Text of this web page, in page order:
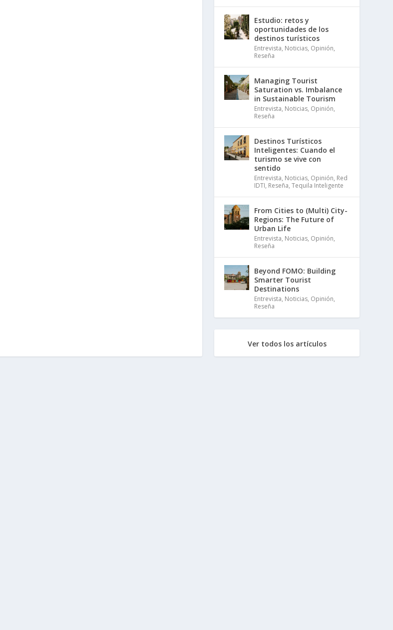
Estudio: retos y
oportunidades de los
destinos turísticos
Entrevista, Noticias, Opinión,
Reseña
Managing Tourist
Saturation vs. Imbalance
in Sustainable Tourism
Entrevista, Noticias, Opinión,
Reseña
Destinos Turísticos
Inteligentes: Cuando el
turismo se vive con
sentido
Entrevista, Noticias, Opinión, Red
IDTI, Reseña,Tequila Inteligente
From Cities to (Multi) City-
Regions: The Future of
Urban Life
Entrevista, Noticias, Opinión,
Reseña
Beyond FOMO: Building
Smarter Tourist
Destinations
Entrevista, Noticias, Opinión,
Reseña
Ver todos los artículos